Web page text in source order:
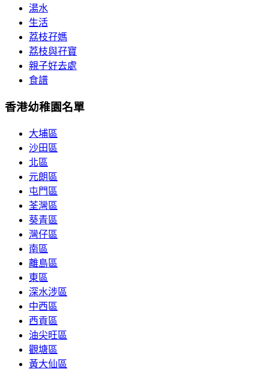
湯水
生活
荔枝孖媽
荔枝與孖寶
親子好去處
食譜
香港幼稚園名單
大埔區
沙田區
北區
元朗區
屯門區
荃灣區
葵青區
灣仔區
南區
離島區
東區
深水涉區
中西區
西貢區
油尖旺區
觀塘區
黃大仙區